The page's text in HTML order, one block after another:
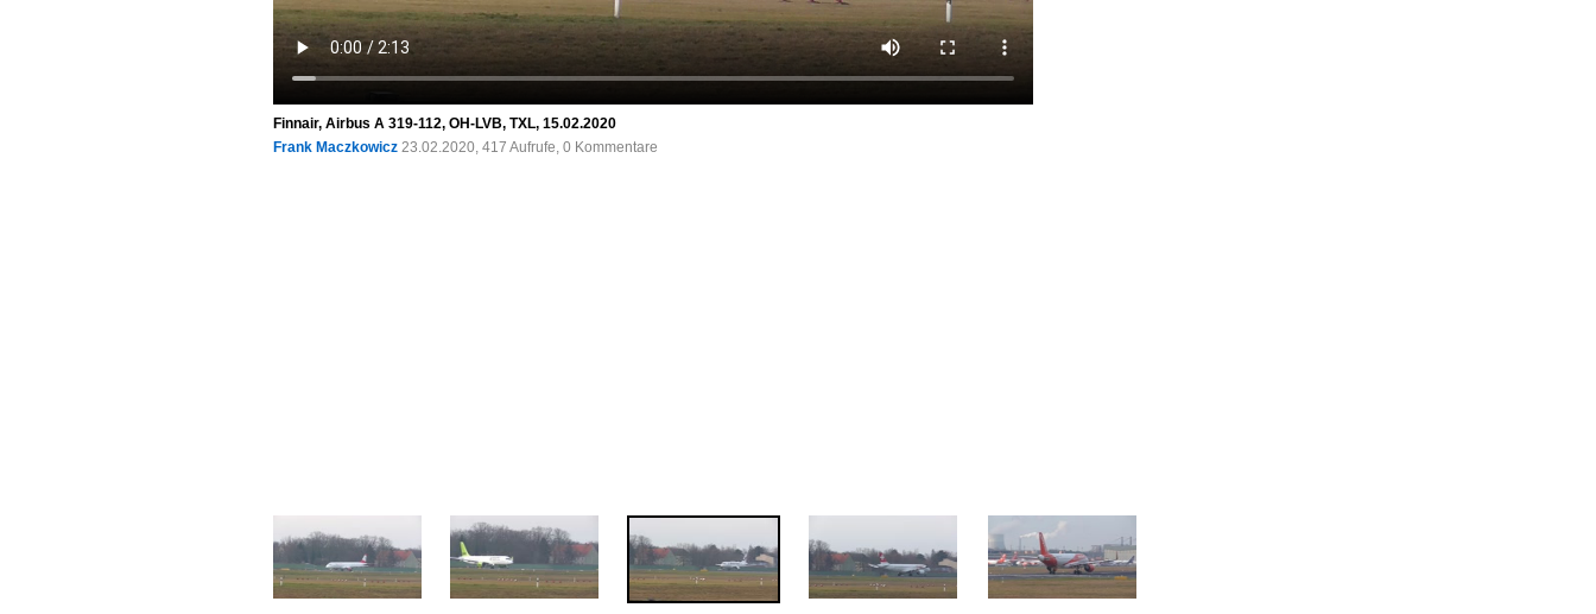
Finnair, Airbus A 319-112, OH-LVB, TXL, 15.02.2020
Frank Maczkowicz 23.02.2020, 417 Aufrufe, 0 Kommentare